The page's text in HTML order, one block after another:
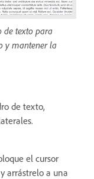
de texto para
y mantener la
de texto,
el cursor
arrástrelo a una